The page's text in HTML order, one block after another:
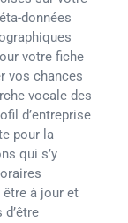
données
votre fiche
vos chances
vocale des
d’entreprise
pour la
qui s’y
être à jour et